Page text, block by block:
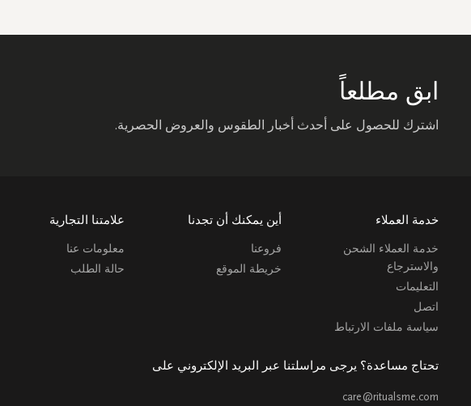
ابق مطلعاً
اشترك للحصول على أحدث أخبار الطقوس والعروض الحصرية.
خدمة العملاء
خدمة العملاء الشحن
والاسترجاع
التعليمات
اتصل
سياسة ملفات الارتباط
أين يمكنك أن تجدنا
فروعنا
خريطة الموقع
علامتنا التجارية
معلومات عنا
حالة الطلب
تحتاج مساعدة؟ يرجى مراسلتنا عبر البريد الإلكتروني على
care@ritualsme.com